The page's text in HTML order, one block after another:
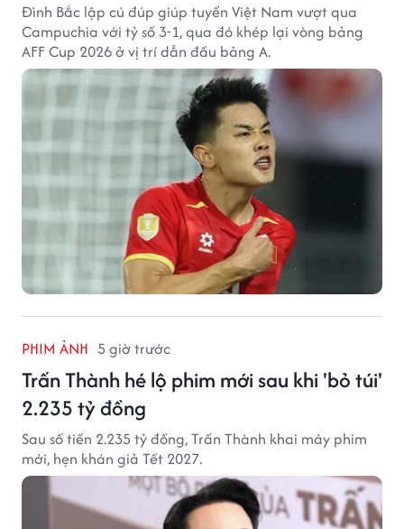
Đình Bắc lập cú đúp giúp tuyển Việt Nam vượt qua
Campuchia với tỷ số 3-1, qua đó khép lại vòng bảng
AFF Cup 2026 ở vị trí dẫn đầu bảng A.
PHIM ẢNH 5 giờ trước
Trấn Thành hé lộ phim mới sau khi 'bỏ túi'
2.235 tỷ đồng
Sau số tiền 2.235 tỷ đồng, Trấn Thành khai máy phim
mới, hẹn khán giả Tết 2027.